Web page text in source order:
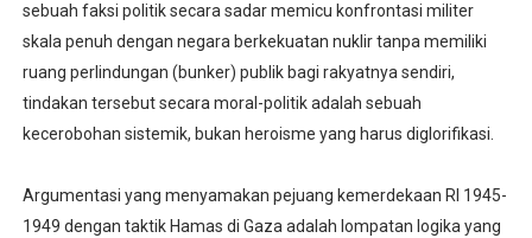
sebuah faksi politik secara sadar memicu konfrontasi militer
skala penuh dengan negara berkekuatan nuklir tanpa memiliki
ruang perlindungan (bunker) publik bagi rakyatnya sendiri,
tindakan tersebut secara moral-politik adalah sebuah
kecerobohan sistemik, bukan heroisme yang harus diglorifikasi.
Argumentasi yang menyamakan pejuang kemerdekaan RI 1945-
1949 dengan taktik Hamas di Gaza adalah lompatan logika yang